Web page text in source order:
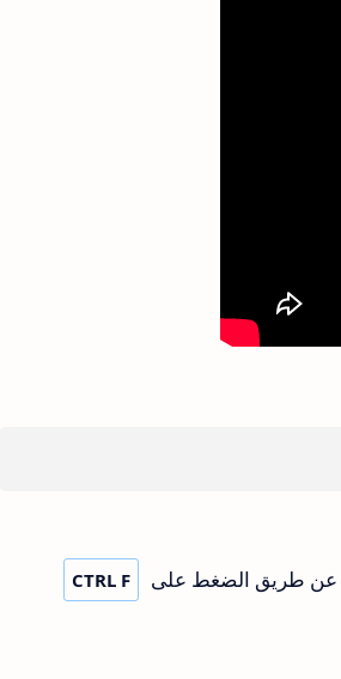
عن طريق الضغط على CTRL F